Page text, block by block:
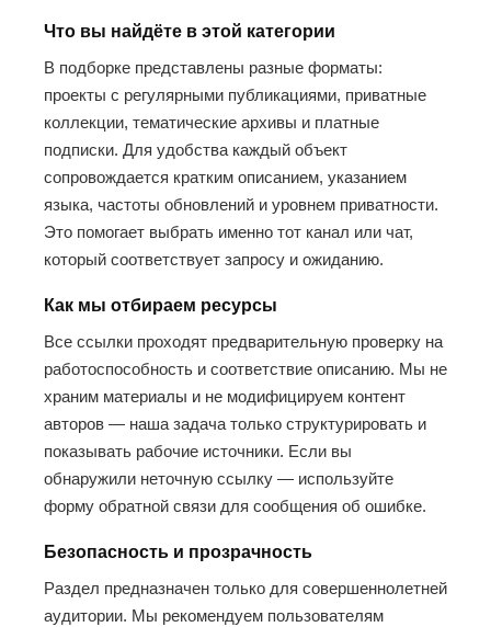
Что вы найдёте в этой категории
В подборке представлены разные форматы:
проекты с регулярными публикациями, приватные
коллекции, тематические архивы и платные
подписки. Для удобства каждый объект
сопровождается кратким описанием, указанием
языка, частоты обновлений и уровнем приватности.
Это помогает выбрать именно тот канал или чат,
который соответствует запросу и ожиданию.
Как мы отбираем ресурсы
Все ссылки проходят предварительную проверку на
работоспособность и соответствие описанию. Мы не
храним материалы и не модифицируем контент
авторов — наша задача только структурировать и
показывать рабочие источники. Если вы
обнаружили неточную ссылку — используйте
форму обратной связи для сообщения об ошибке.
Безопасность и прозрачность
Раздел предназначен только для совершеннолетней
аудитории. Мы рекомендуем пользователям